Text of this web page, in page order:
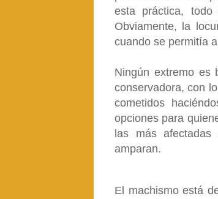
esta práctica,
Obviamente, la
cuando se permitía
Ningún extremo es
conservadora, con
cometidos
opciones para
las más
amparan.
El machismo está